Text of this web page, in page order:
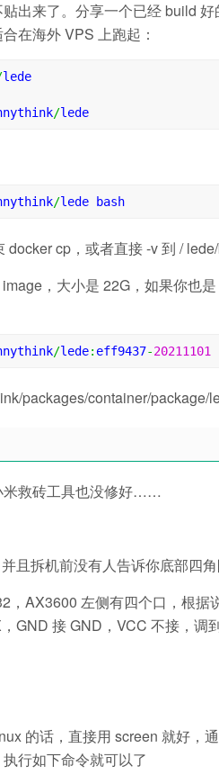
出来了。分享一个已经 build
在海外 VPS 上跑起：
lede
/lede
/lede bash
cp，或者直接 -v 到 / lede/
，大小是 22G，如果你也
/lede: eff9437-20211101
packages/container/package/
米救砖工具也没修好……
且拆机前没有人告诉你底部四
，AX3600 左侧有四个口，根
GND 接 GND，VCC 不接，调
的话，直接用 screen 就好，
行如下命令就可以了